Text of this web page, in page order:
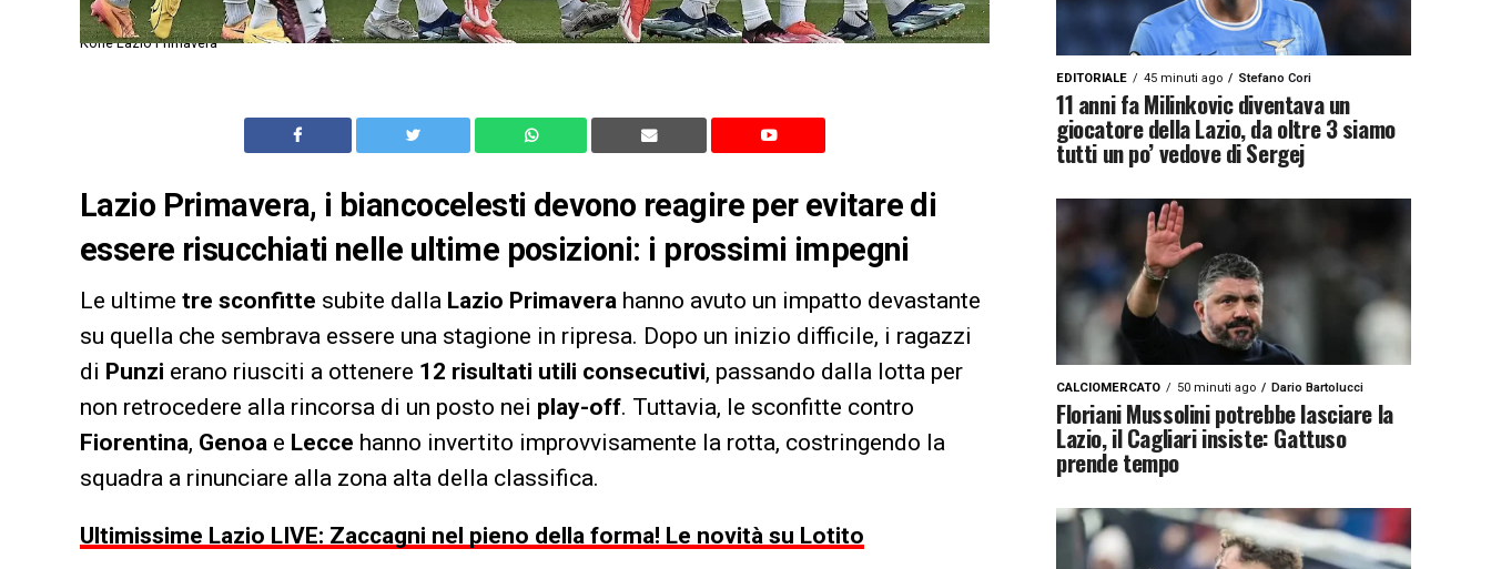
Kone Lazio Primavera
Lazio Primavera, i biancocelesti devono reagire per evitare di
essere risucchiati nelle ultime posizioni: i prossimi impegni
Le ultime tre sconfitte subite dalla Lazio Primavera hanno avuto un impatto devastante
su quella che sembrava essere una stagione in ripresa. Dopo un inizio difficile, i ragazzi
di Punzi erano riusciti a ottenere 12 risultati utili consecutivi, passando dalla lotta per
non retrocedere alla rincorsa di un posto nei play-off. Tuttavia, le sconfitte contro
Fiorentina, Genoa e Lecce hanno invertito improvvisamente la rotta, costringendo la
squadra a rinunciare alla zona alta della classifica.
Ultimissime Lazio LIVE: Zaccagni nel pieno della forma! Le novità su Lotito
EDITORIALE 45 minuti ago Stefano Cori
11 anni fa Milinkovic diventava un
giocatore della Lazio, da oltre 3 siamo
tutti un po’ vedove di Sergej
CALCIOMERCATO 50 minuti ago Dario Bartolucci
Floriani Mussolini potrebbe lasciare la
Lazio, il Cagliari insiste: Gattuso
prende tempo